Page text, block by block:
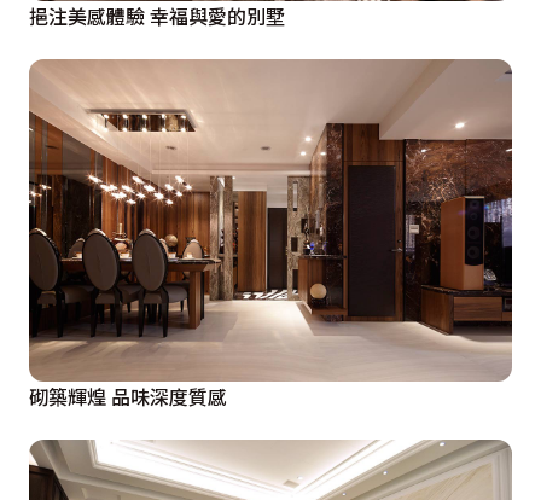
挹注美感體驗 幸福與愛的別墅
砌築輝煌 品味深度質感